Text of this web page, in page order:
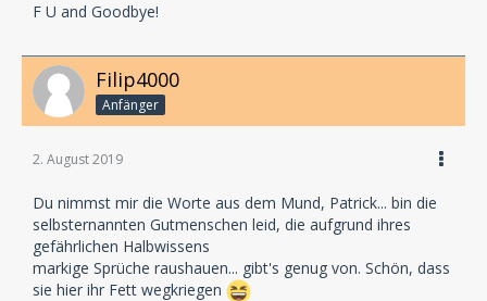
F U and Goodbye!
Filip4000
Anfänger
2. August 2019
Du nimmst mir die Worte aus dem Mund, Patrick... bin die
selbsternannten Gutmenschen leid, die aufgrund ihres
gefährlichen Halbwissens
markige Sprüche raushauen... gibt's genug von. Schön, dass
sie hier ihr Fett wegkriegen